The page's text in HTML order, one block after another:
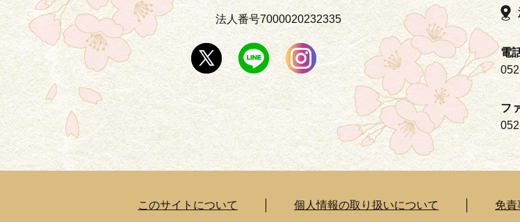
法人番号7000020232335
電
フ
このサイトについて 個人情報の取り扱いについて 免責